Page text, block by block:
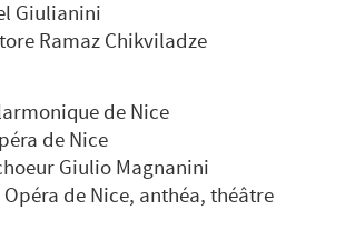
Giulianini
Ramaz Chikviladze
de Nice
de Nice
Giulio Magnanini
de Nice, anthéa, théâtre